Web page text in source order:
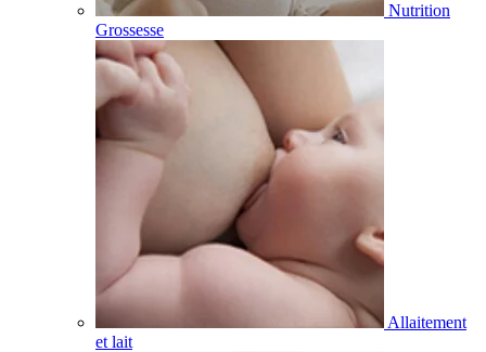
Nutrition
Grossesse
Allaitement
et lait